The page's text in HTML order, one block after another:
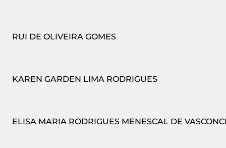
RUI DE OLIVEIRA GOMES
KAREN GARDEN LIMA RODRIGUES
ELISA MARIA RODRIGUES MENESCAL DE